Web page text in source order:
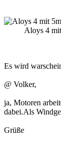
Aloys 4
Es wird
@ Volker,
ja, Motoren
dabei.Als
Grüße